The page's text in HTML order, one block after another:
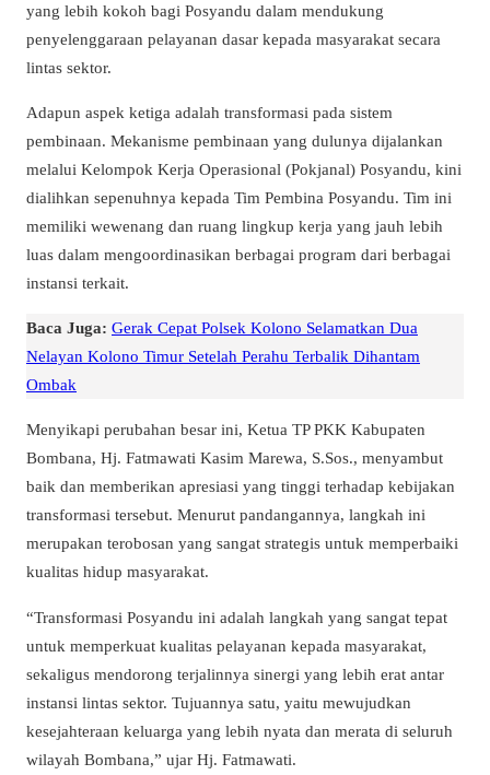
yang lebih kokoh bagi Posyandu dalam mendukung
penyelenggaraan pelayanan dasar kepada masyarakat secara
lintas sektor.
Adapun aspek ketiga adalah transformasi pada sistem
pembinaan. Mekanisme pembinaan yang dulunya dijalankan
melalui Kelompok Kerja Operasional (Pokjanal) Posyandu, kini
dialihkan sepenuhnya kepada Tim Pembina Posyandu. Tim ini
memiliki wewenang dan ruang lingkup kerja yang jauh lebih
luas dalam mengoordinasikan berbagai program dari berbagai
instansi terkait.
Baca Juga: Gerak Cepat Polsek Kolono Selamatkan Dua
Nelayan Kolono Timur Setelah Perahu Terbalik Dihantam
Ombak
Menyikapi perubahan besar ini, Ketua TP PKK Kabupaten
Bombana, Hj. Fatmawati Kasim Marewa, S.Sos., menyambut
baik dan memberikan apresiasi yang tinggi terhadap kebijakan
transformasi tersebut. Menurut pandangannya, langkah ini
merupakan terobosan yang sangat strategis untuk memperbaiki
kualitas hidup masyarakat.
“Transformasi Posyandu ini adalah langkah yang sangat tepat
untuk memperkuat kualitas pelayanan kepada masyarakat,
sekaligus mendorong terjalinnya sinergi yang lebih erat antar
instansi lintas sektor. Tujuannya satu, yaitu mewujudkan
kesejahteraan keluarga yang lebih nyata dan merata di seluruh
wilayah Bombana,” ujar Hj. Fatmawati.